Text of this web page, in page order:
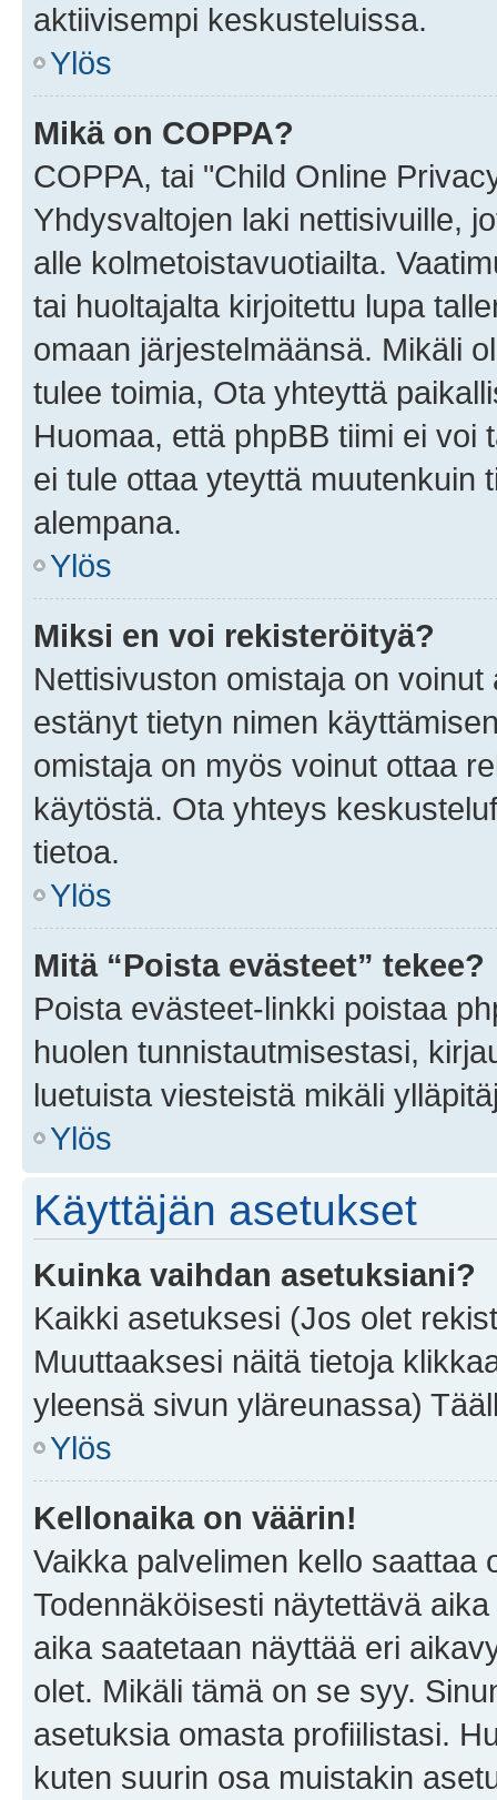
aktiivisempi keskusteluissa.
Ylös
Mikä on COPPA?
COPPA, tai "Child Online
Yhdysvaltojen laki nettisivuille,
alle kolmetoistavuotiailta.
tai huoltajalta kirjoitettu lupa
omaan järjestelmäänsä. Mikäli
tulee toimia, Ota yhteyttä
Huomaa, että phpBB tiimi ei
ei tule ottaa yteyttä muutenkuin
alempana.
Ylös
Miksi en voi rekisteröityä?
Nettisivuston omistaja on
estänyt tietyn nimen
omistaja on myös voinut ottaa
käytöstä. Ota yhteys
tietoa.
Ylös
Mitä “Poista evästeet” tekee?
Poista evästeet-linkki poistaa
huolen tunnistautmisestasi,
luetuista viesteistä mikäli
Ylös
Käyttäjän asetukset
Kuinka vaihdan asetuksiani?
Kaikki asetuksesi (Jos olet
Muuttaaksesi näitä tietoja
yleensä sivun yläreunassa)
Ylös
Kellonaika on väärin!
Vaikka palvelimen kello saattaa
Todennäköisesti näytettävä
aika saatetaan näyttää eri
olet. Mikäli tämä on se syy.
asetuksia omasta profiilistasi.
kuten suurin osa muistakin